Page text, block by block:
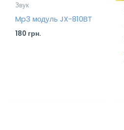
Звук
Mp3 модуль JX-810BT
180 грн.